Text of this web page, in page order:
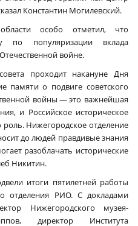
Константин Могилевский.
особо отметил, что
по популяризации вклада
войне.
проходит накануне Дня
памяти о подвиге советского
войны — это важнейшая
и Российское историческое
Нижегородское отделение
до людей правдивые знания
разоблачать исторические
Никитин.
итоги пятилетней работы
отделения РИО. С докладами
Нижегородского музея-
директор Института